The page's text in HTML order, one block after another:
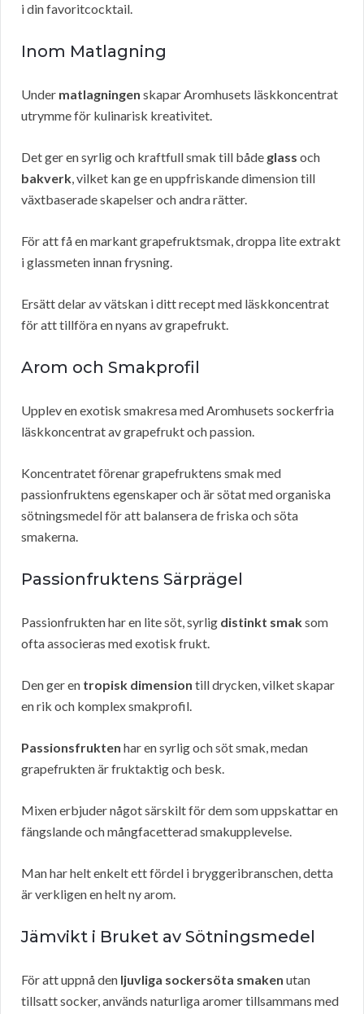
i din favoritcocktail.
Inom Matlagning
Under matlagningen skapar Aromhusets läskkoncentrat
utrymme för kulinarisk kreativitet.
Det ger en syrlig och kraftfull smak till både glass och
bakverk, vilket kan ge en uppfriskande dimension till
växtbaserade skapelser och andra rätter.
För att få en markant grapefruktsmak, droppa lite extrakt
i glassmeten innan frysning.
Ersätt delar av vätskan i ditt recept med läskkoncentrat
för att tillföra en nyans av grapefrukt.
Arom och Smakprofil
Upplev en exotisk smakresa med Aromhusets sockerfria
läskkoncentrat av grapefrukt och passion.
Koncentratet förenar grapefruktens smak med
passionfruktens egenskaper och är sötat med organiska
sötningsmedel för att balansera de friska och söta
smakerna.
Passionfruktens Särprägel
Passionfrukten har en lite söt, syrlig distinkt smaksom
ofta associeras med exotisk frukt.
Den ger en tropisk dimension till drycken, vilket skapar
en rik och komplex smakprofil.
Passionsfrukten har en syrlig och söt smak, medan
grapefrukten är fruktaktig och besk.
Mixen erbjuder något särskilt för dem som uppskattar en
fängslande och mångfacetterad smakupplevelse.
Man har helt enkelt ett fördel i bryggeribranschen, detta
är verkligen en helt ny arom.
Jämvikt i Bruket av Sötningsmedel
För att uppnå den ljuvliga sockersöta smaken utan
tillsatt socker, används naturliga aromer tillsammans med